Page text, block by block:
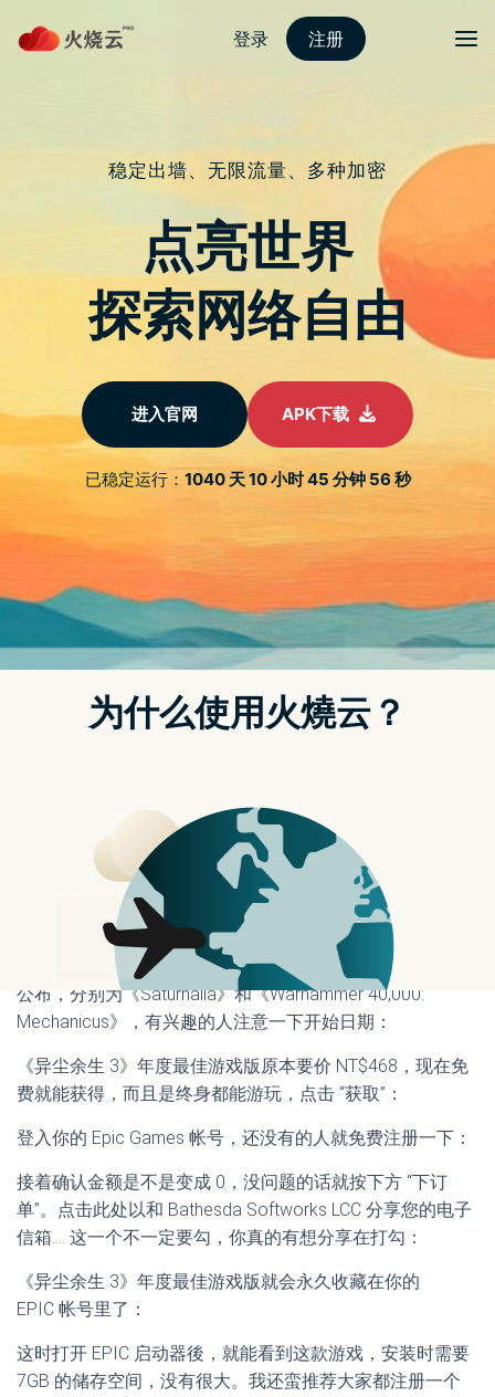
nordvpn 安卓
经典角色扮演游戏《异尘余生 3》年
度最佳游戏版限免！终身免费游玩
2022 年 10 月 22 日 由nordvpn怎么用
超经典的角色扮演游戏《异尘余生 3》（Fallout 3）相信不
少玩家应该都听过，虽然已经推出好几年了，但至今依旧很
受欢迎，在 Steam 最近评论中更获得极度好评的最高评
价。稍早 EPIC 推出这款游戏的限免活动，而且还是《异尘
余生 3》年度最佳游戏版，比起一般版还有 5 个 DLC 追加内
容，还没玩过的朋友相当推荐趁这时候拿一下。另外还有一
款《Evoland Legendary Edition》也同步释出限免活动，都
是免费终身游玩。
经典角色扮演游戏《异尘余生 3》
年度最佳游戏版限免！终身免费
点我前往 EPIC Games Store《Evoland Legendary
Edition》限免活动页面
现在进到 EPIC Games Store 首页後，就会看到《异尘余生
3》年度最佳游戏版和《Evoland Legendary Edition》限免消
息，一直到 10 月 27 日 23:00 截止。下周限免游戏也已经
公布，分别为《Saturnalia》和《Warhammer 40,000:
Mechanicus》，有兴趣的人注意一下开始日期：
《异尘余生 3》年度最佳游戏版原本要价 NT$468，现在免
费就能获得，而且是终身都能游玩，点击 “获取”：
登入你的 Epic Games 帐号，还没有的人就免费注册一下：
接着确认金额是不是变成 0，没问题的话就按下方 “下订
单”。点击此处以和 Bathesda Softworks LCC 分享您的电子
信箱…. 这一个不一定要勾，你真的有想分享在打勾：
《异尘余生 3》年度最佳游戏版就会永久收藏在你的
EPIC 帐号里了：
这时打开 EPIC 启动器後，就能看到这款游戏，安装时需要
7GB 的储存空间，没有很大。我还蛮推荐大家都注册一个